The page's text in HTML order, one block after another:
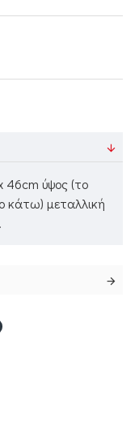
46cm ύψος (το
κάτω) μεταλλική